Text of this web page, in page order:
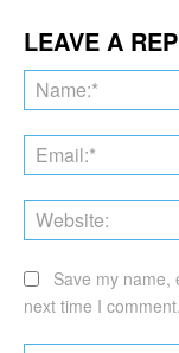
LEAVE A
Save my name,
next time I comment.